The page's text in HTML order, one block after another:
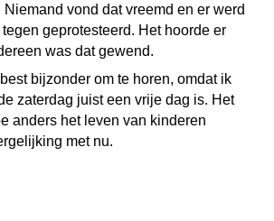
vond dat vreemd en er werd
geprotesteerd. Het hoorde er
was dat gewend.
bijzonder om te horen, omdat ik
zaterdag juist een vrije dag is. Het
anders het leven van kinderen
met nu.